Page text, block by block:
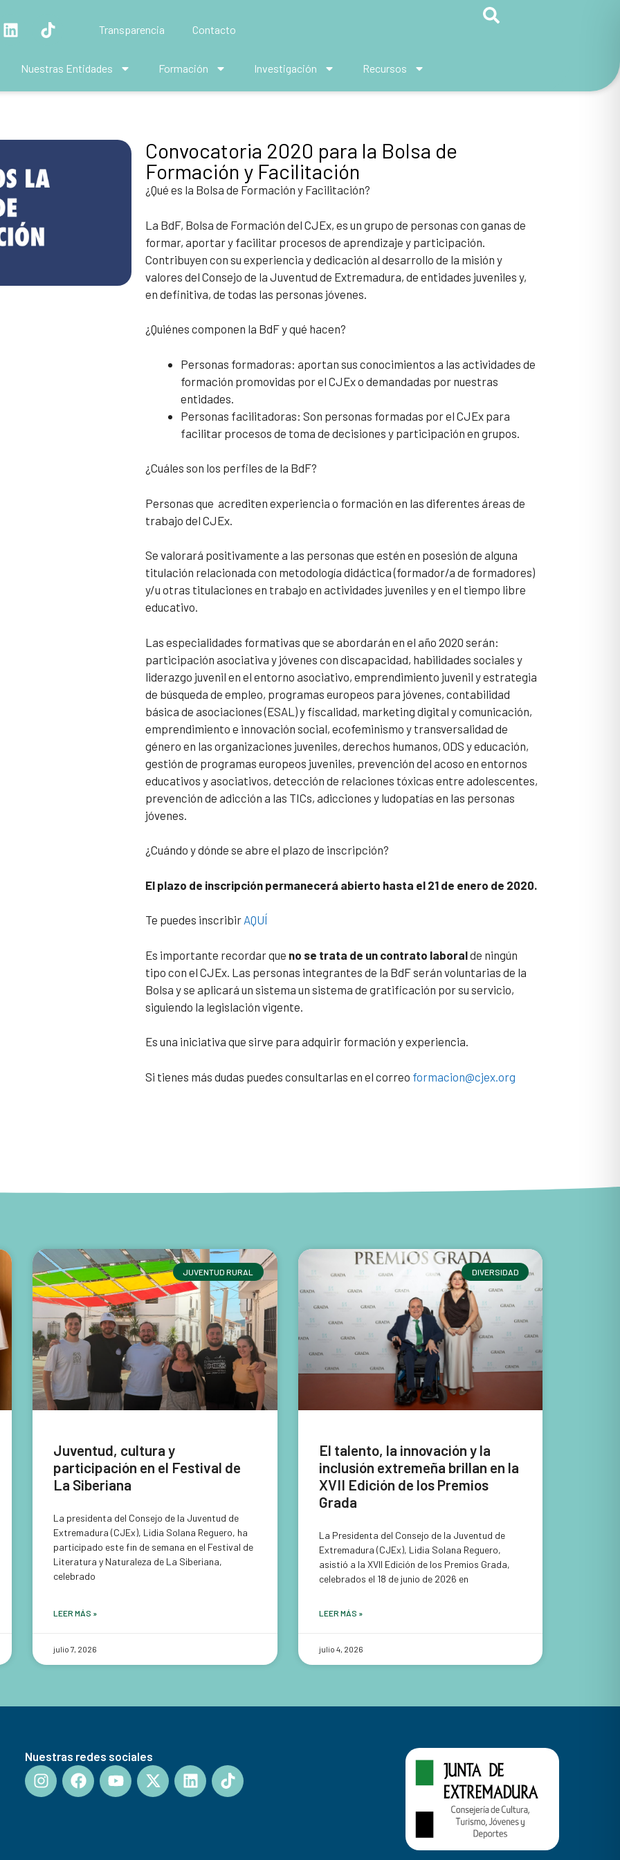
Transparencia Contacto
Nuestras Entidades Formación Investigación Recursos
Convocatoria 2020 para la Bolsa de
Formación y Facilitación
¿Qué es la Bolsa de Formación y Facilitación?
La BdF, Bolsa de Formación del CJEx, es un grupo de personas con ganas de
formar, aportar y facilitar procesos de aprendizaje y participación.
Contribuyen con su experiencia y dedicación al desarrollo de la misión y
valores del Consejo de la Juventud de Extremadura, de entidades juveniles y,
en definitiva, de todas las personas jóvenes.
¿Quiénes componen la BdF y qué hacen?
Personas formadoras: aportan sus conocimientos a las actividades de
formación promovidas por el CJEx o demandadas por nuestras
entidades.
Personas facilitadoras: Son personas formadas por el CJEx para
facilitar procesos de toma de decisiones y participación en grupos.
¿Cuáles son los perfiles de la BdF?
Personas que acrediten experiencia o formación en las diferentes áreas de
trabajo del CJEx.
Se valorará positivamente a las personas que estén en posesión de alguna
titulación relacionada con metodología didáctica (formador/a de formadores)
y/u otras titulaciones en trabajo en actividades juveniles y en el tiempo libre
educativo.
Las especialidades formativas que se abordarán en el año 2020 serán:
participación asociativa y jóvenes con discapacidad, habilidades sociales y
liderazgo juvenil en el entorno asociativo, emprendimiento juvenil y estrategia
de búsqueda de empleo, programas europeos para jóvenes, contabilidad
básica de asociaciones (ESAL) y fiscalidad, marketing digital y comunicación,
emprendimiento e innovación social, ecofeminismo y transversalidad de
género en las organizaciones juveniles, derechos humanos, ODS y educación,
gestión de programas europeos juveniles, prevención del acoso en entornos
educativos y asociativos, detección de relaciones tóxicas entre adolescentes,
prevención de adicción a las TICs, adicciones y ludopatías en las personas
jóvenes.
¿Cuándo y dónde se abre el plazo de inscripción?
El plazo de inscripción permanecerá abierto hasta el 21 de enero de 2020.
Te puedes inscribir AQUÍ
Es importante recordar que no se trata de un contrato laboralde ningún
tipo con el CJEx. Las personas integrantes de la BdF serán voluntarias de la
Bolsa y se aplicará un sistema un sistema de gratificación por su servicio,
siguiendo la legislación vigente.
Es una iniciativa que sirve para adquirir formación y experiencia.
Si tienes más dudas puedes consultarlas en el correo formacion@cjex.org
JUVENTUD RURAL
Juventud, cultura y
participación en el Festival de
La Siberiana
La presidenta del Consejo de la Juventud de
Extremadura (CJEx), Lidia Solana Reguero, ha
participado este fin de semana en el Festival de
Literatura y Naturaleza de La Siberiana,
celebrado
LEER MÁS »
julio 7, 2026
DIVERSIDAD
El talento, la innovación y la
inclusión extremeña brillan en la
XVII Edición de los Premios
Grada
La Presidenta del Consejo de la Juventud de
Extremadura (CJEx), Lidia Solana Reguero,
asistió a la XVII Edición de los Premios Grada,
celebrados el 18 de junio de 2026 en
LEER MÁS »
julio 4, 2026
Nuestras redes sociales